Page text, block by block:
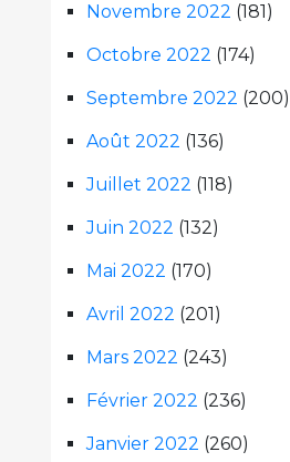
Novembre 2022 (181)
Octobre 2022 (174)
Septembre 2022 (200)
Août 2022 (136)
Juillet 2022 (118)
Juin 2022 (132)
Mai 2022 (170)
Avril 2022 (201)
Mars 2022 (243)
Février 2022 (236)
Janvier 2022 (260)